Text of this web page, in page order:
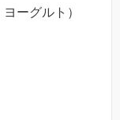
ーグルト）